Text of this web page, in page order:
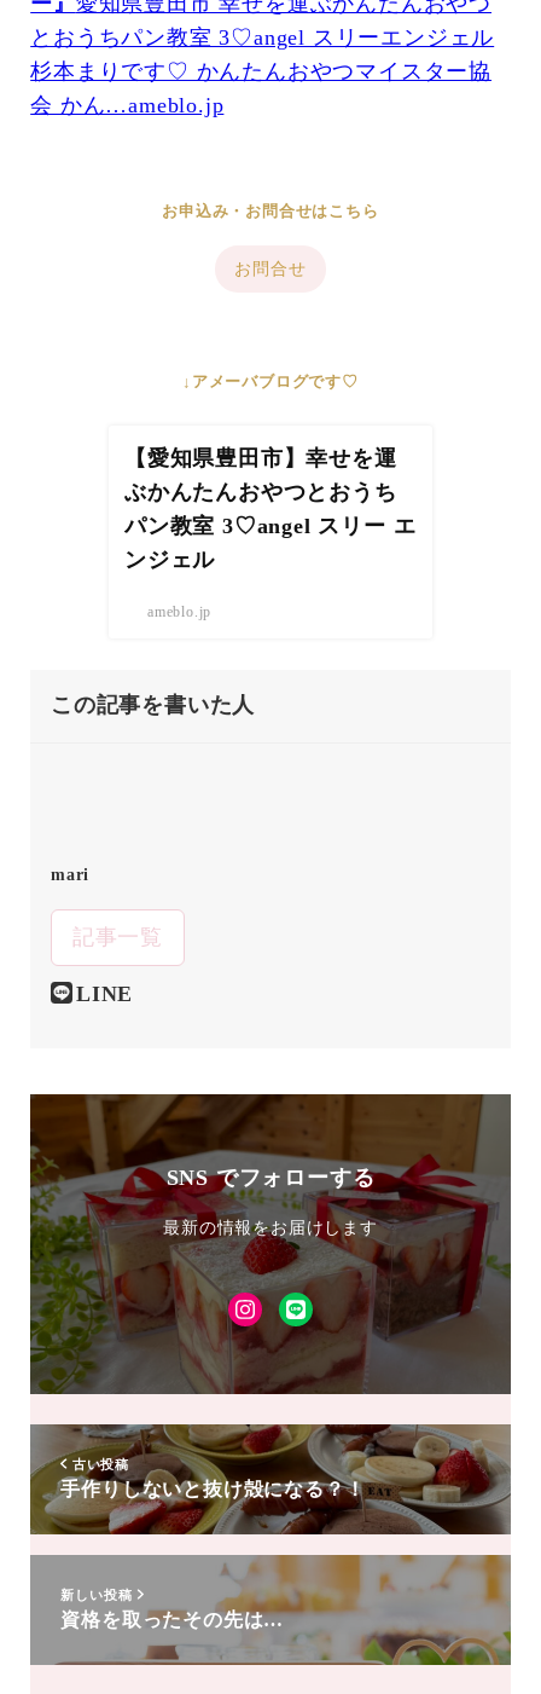
とおうちパン教室 3♡angel スリーエンジェル
杉本まりです♡ かんたんおやつマイスター協
会 かん…ameblo.jp
お申込み・お問合せはこちら
お問合せ
↓アメーバブログです♡
【愛知県豊田市】幸せを運
ぶかんたんおやつとおうち
パン教室 3♡angel スリー エ
ンジェル
ameblo.jp
この記事を書いた人
mari
記事一覧
LINE
SNS でフォローする
最新の情報をお届けします
Instagram
LINE
達
追
加
古い投稿
手作りしないと抜け殻になる？！
新しい投稿
資格を取ったその先は…